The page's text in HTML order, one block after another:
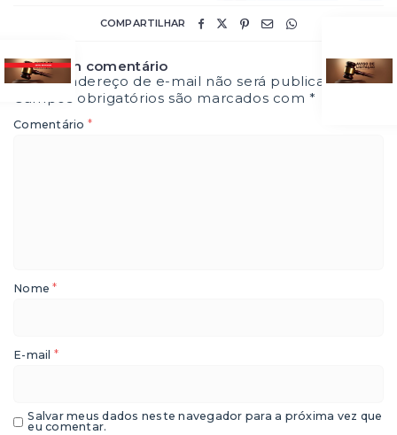
COMPARTILHAR
Deixe um comentário
O seu endereço de e-mail não será publicado.
Campos obrigatórios são marcados com*
Comentário *
Nome*
E-mail *
Salvar meus dados neste navegador para a próxima vez que
eu comentar.